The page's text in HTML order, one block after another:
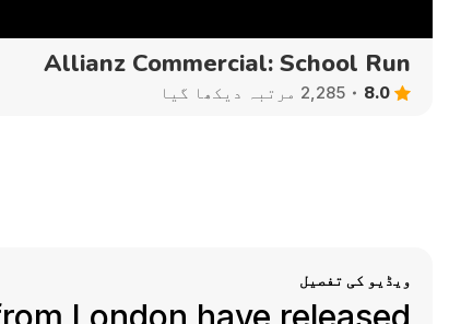
Allianz Commercial: School Run
8.0 2,285 مرتبہ دیکھا گیا
ویڈیو کی تفصیل